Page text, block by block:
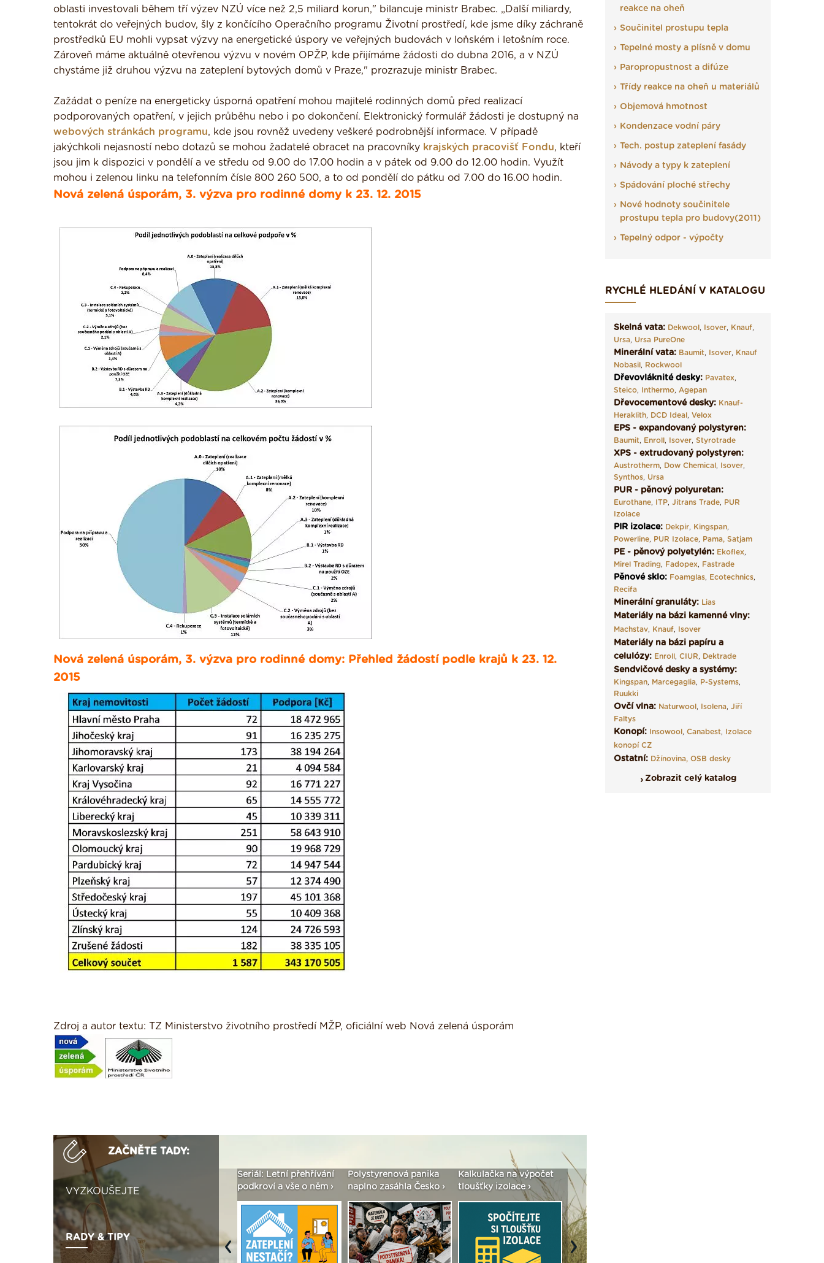
oblasti investovali během tří výzev NZÚ více než 2,5 miliard korun," bilancuje ministr Brabec. „Další miliardy,
tentokrát do veřejných budov, šly z končícího Operačního programu Životní prostředí, kde jsme díky záchraně
prostředků EU mohli vypsat výzvy na energetické úspory ve veřejných budovách v loňském i letošním roce.
Zároveň máme aktuálně otevřenou výzvu v novém OPŽP, kde přijímáme žádosti do dubna 2016, a v NZÚ
chystáme již druhou výzvu na zateplení bytových domů v Praze," prozrazuje ministr Brabec.
Zažádat o peníze na energeticky úsporná opatření mohou majitelé rodinných domů před realizací
podporovaných opatření, v jejich průběhu nebo i po dokončení. Elektronický formulář žádosti je dostupný na
webových stránkách programu, kde jsou rovněž uvedeny veškeré podrobnější informace. V případě
jakýchkoli nejasností nebo dotazů se mohou žadatelé obracet na pracovníky krajských pracovišť Fondu, kteří
jsou jim k dispozici v pondělí a ve středu od 9.00 do 17.00 hodin a v pátek od 9.00 do 12.00 hodin. Využít
mohou i zelenou linku na telefonním čísle 800 260 500, a to od pondělí do pátku od 7.00 do 16.00 hodin.
Nová zelená úsporám, 3. výzva pro rodinné domy k 23. 12. 2015
Nová zelená úsporám, 3. výzva pro rodinné domy: Přehled žádostí podle krajů k 23. 12.
2015
Zdroj a autor textu: TZ Ministerstvo životního prostředí MŽP, oficiální web Nová zelená úsporám
ZAČNĚTE TADY:
VYZKOUŠEJTE
RADY & TIPY
Není polystyren? My ho
seženeme! ›
Seriál: Letní přehřívání
podkroví a vše o něm ›
Polystyrenová panika
naplno zasáhla Česko ›
Kalkulačka na výpočet
tloušťky izolace ›
Seriál: Fasády ETICS a
vše podstatné v kostce ›
Previous Next
reakce na oheň
Součinitel prostupu tepla
Tepelné mosty a plísně v domu
Paropropustnost a difúze
Třídy reakce na oheň u materiálů
Objemová hmotnost
Kondenzace vodní páry
Tech. postup zateplení fasády
Návody a typy k zateplení
Spádování ploché střechy
Nové hodnoty součinitele
prostupu tepla pro budovy(2011)
Tepelný odpor - výpočty
RYCHLÉ HLEDÁNÍ V KATALOGU
Skelná vata: Dekwool, Isover, Knauf,
Ursa, Ursa PureOne
Minerální vata: Baumit, Isover, Knauf
Nobasil, Rockwool
Dřevovláknité desky: Pavatex,
Steico, Inthermo, Agepan
Dřevocementové desky: Knauf-
Heraklith, DCD Ideal, Velox
EPS - expandovaný polystyren:
Baumit, Enroll, Isover, Styrotrade
XPS - extrudovaný polystyren:
Austrotherm, Dow Chemical, Isover,
Synthos, Ursa
PUR - pěnový polyuretan:
Eurothane, ITP, Jitrans Trade, PUR
Izolace
PIR izolace: Dekpir, Kingspan,
Powerline, PUR Izolace, Pama, Satjam
PE - pěnový polyetylén: Ekoflex,
Mirel Trading, Fadopex, Fastrade
Pěnové sklo: Foamglas, Ecotechnics,
Recifa
Minerální granuláty: Lias
Materiály na bázi kamenné vlny:
Machstav, Knauf, Isover
Materiály na bázi papíru a
celulózy: Enroll, CIUR, Dektrade
Sendvičové desky a systémy:
Kingspan, Marcegaglia, P-Systems,
Ruukki
Ovčí vlna: Naturwool, Isolena, Jiří
Faltys
Konopí: Insowool, Canabest, Izolace
konopí CZ
Ostatní: Džínovina, OSB desky
Zobrazit celý katalog